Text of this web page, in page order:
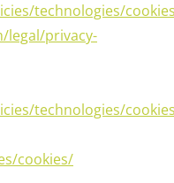
technologies/
legal/privacy-
technologies/
cookies/